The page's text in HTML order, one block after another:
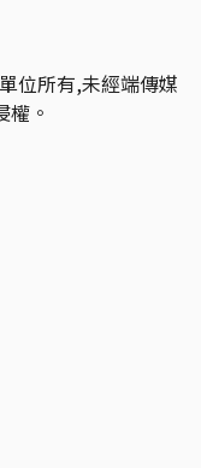
位所有,未經端傳媒
。